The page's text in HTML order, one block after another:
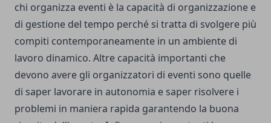
chi organizza eventi è la capacità di organizzazione e
di gestione del tempo perché si tratta di svolgere più
compiti contemporaneamente in un ambiente di
lavoro dinamico. Altre capacità importanti che
devono avere gli organizzatori di eventi sono quelle
di saper lavorare in autonomia e saper risolvere i
problemi in maniera rapida garantendo la buona